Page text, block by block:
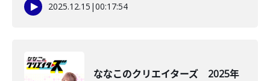
2025.12.15 |00:17:54
ななこのクリエイターズ 2025年